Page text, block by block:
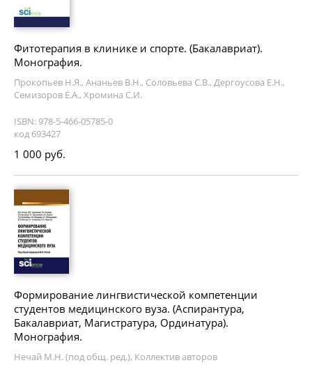
Фитотерапия в клинике и спорте. (Бакалавриат).
Монография.
Прокопьев Н.Я., Ананьев В.Н., Соловьева С.В., Дергоусова Е.Н.,
Семизоров Е.А., Хромина С.И.
ISBN: 978-5-466-05785-0
код 693427
1 000 руб.
Формирование лингвистической компетенции
студентов медицинского вуза. (Аспирантура,
Бакалавриат, Магистратура, Ординатура).
Монография.
Нечай М.Н. (под общ. ред.), Коллектив авторов